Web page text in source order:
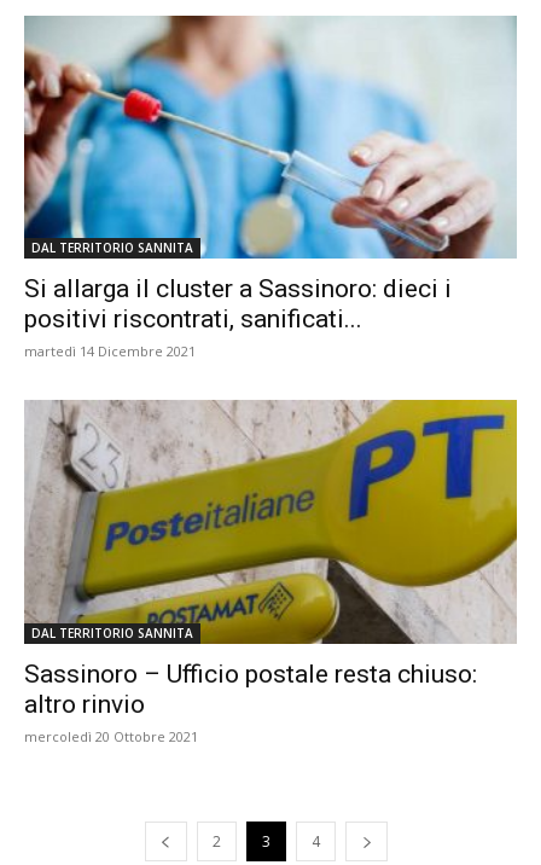
DAL TERRITORIO SANNITA
Si allarga il cluster a Sassinoro: dieci i
positivi riscontrati, sanificati...
martedì 14 Dicembre 2021
DAL TERRITORIO SANNITA
Sassinoro – Ufficio postale resta chiuso:
altro rinvio
mercoledì 20 Ottobre 2021
2 3 4